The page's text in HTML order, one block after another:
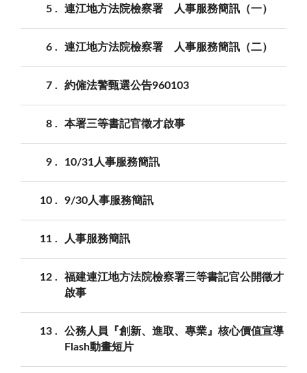
5 連江地方法院檢察署 人事服務簡訊（一）
6 連江地方法院檢察署 人事服務簡訊（二）
7 約僱法警甄選公告960103
8 本署三等書記官徵才啟事
9 10/31人事服務簡訊
10 9/30人事服務簡訊
11 人事服務簡訊
12
福建連江地方法院檢察署三等書記官公開徵才
啟事
13
公務人員『創新、進取、專業』核心價值宣導
Flash動畫短片